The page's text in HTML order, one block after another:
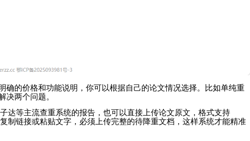
的价格和功能说明，你可以根据自己的论文情况选择。比如单纯重
决两个问题。
达等主流查重系统的报告，也可以直接上传论文原文，格式支持
制链接或粘贴文字，必须上传完整的待降重文档，这样系统才能精准